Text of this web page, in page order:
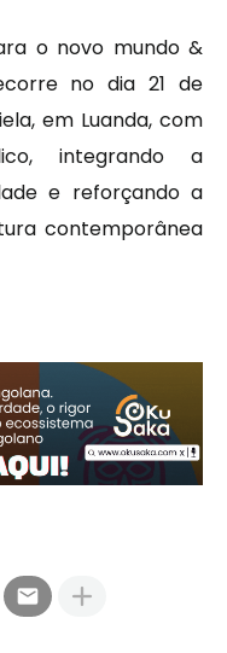
o novo mundo &
no dia 21 de
em Luanda, com
integrando a
e reforçando a
contemporânea